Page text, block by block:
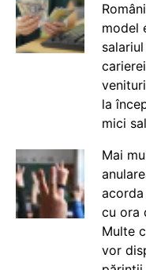
model
la
mici
Mai
cu ora
Multe
vor